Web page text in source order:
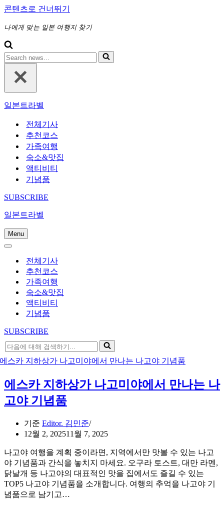
콘텐츠로 건너뛰기
나에게 맞는 일본 여행지 찾기
다
음
검
기...
일본트라벨
전체기사
추천코스
가족여행
숙소&맛집
액티비티
기념품
SUBSCRIBE
일본트라벨
Menu
내
게
뉴
내
전체기사
추천코스
가족여행
숙소&맛집
액티비티
기념품
SUBSCRIBE
다
음
에
해
검
색
에스카 지하상가 나고미야에서 만나는 나
고야 기념품
기준 Editor. 김민준
12월 2, 202511월 7, 2025
나고야 여행을 계획 중이라면, 지역에서만 맛볼 수 있는 나고
야 기념품과 간식을 놓치지 마세요. 오구라 토스트, 대만 라멘,
닭날개 등 나고야의 대표적인 맛을 집에서도 즐길 수 있는
TOP5 나고야 기념품을 소개합니다. 여행의 추억을 나고야 기
념품으로 남기고…